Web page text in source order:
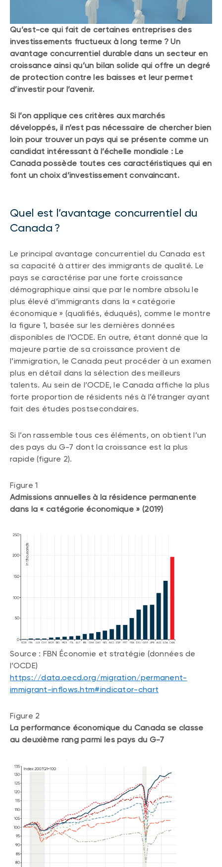
À propos des FNB BNI
FNB de rotation thématique BNI (NTHM)
FNB durables
SOLUTIONS DE PORTEFEUILLE
Liste des solutions de portefeuille BNI
Portefeuilles FNB BNI
Portefeuilles Méritage
Portefeuilles durables BNI
Placements privés
FNB d’investissements alternatifs
SOLUTIONS DE LIQUIDITÉ
Compte Surintérêt Altamira BNI
CPG à taux fixe
CATÉGORIES D'ACTIFS
Actions
Fonds équilibré
Marché monétaire
Alternatif
TYPES DE CONTENU
Articles
Balados
Vidéos
Livres blancs
DOCUMENTS RÉGLEMENTAIRES
Prospectus
Rapports annuels
Aperçus de fonds
Addendas
Relevés SPEP
Déclaration de principes sur les conflits
d’intérêts (PDF)
Portail de formation continue
Événements
Énoncé politique de placement
(Portefeuilles Méritage)
Qu’est-ce qui fait de certaines entreprises des
investissements fructueux à long terme ? Un
avantage concurrentiel durable dans un secteur en
croissance ainsi qu’un bilan solide qui offre un degré
de protection contre les baisses et leur permet
d’investir pour l’avenir.
Si l’on applique ces critères aux marchés
développés, il n’est pas nécessaire de chercher bien
loin pour trouver un pays qui se présente comme un
candidat intéressant à l’échelle mondiale : Le
Canada possède toutes ces caractéristiques qui en
font un choix d’investissement convaincant.
Quel est l’avantage concurrentiel du
Canada ?
Le principal avantage concurrentiel du Canada est
sa capacité à attirer des immigrants de qualité. Le
pays se caractérise par une forte croissance
démographique ainsi que par le nombre absolu le
plus élevé d’immigrants dans la « catégorie
économique » (qualifiés, éduqués), comme le montre
la figure 1, basée sur les dernières données
disponibles de l’OCDE. En outre, étant donné que la
majeure partie de sa croissance provient de
l’immigration, le Canada peut procéder à un examen
plus en détail dans la sélection des meilleurs
talents. Au sein de l’OCDE, le Canada affiche la plus
forte proportion de résidents nés à l’étranger ayant
fait des études postsecondaires.
Si l’on rassemble tous ces éléments, on obtient l’un
des pays du G-7 dont la croissance est la plus
rapide (figure 2).
Figure 1
Admissions annuelles à la résidence permanente
dans la « catégorie économique » (2019)
Source : FBN Économie et stratégie (données de
l’OCDE)
https://data.oecd.org/migration/permanent-
immigrant-inflows.htm#indicator-chart
Figure 2
La performance économique du Canada se classe
au deuxième rang parmi les pays du G-7